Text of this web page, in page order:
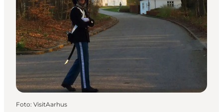
Foto: VisitAarhus